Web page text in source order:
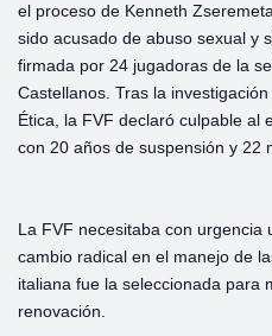
el proceso de Kenneth
sido acusado de abuso sexual y
firmada por 24 jugadoras de la
Castellanos. Tras la
Ética, la FVF declaró culpable al
con 20 años de suspensión y 22
La FVF necesitaba con urgencia
cambio radical en el manejo de
italiana fue la seleccionada para
renovación.